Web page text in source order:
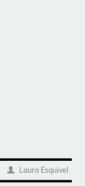
Laura Esquivel